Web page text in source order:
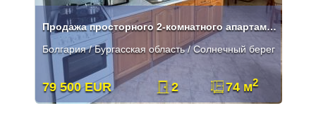
Продажа просторного 2-комнатного апартамента
Болгария / Бургасская область / Солнечный берег
79 500 EUR 2 74 м2